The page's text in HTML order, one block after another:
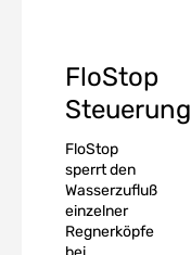
FloStop
Steuerung
FloStop
sperrt den
Wasserzufluß
einzelner
Regnerköpfe